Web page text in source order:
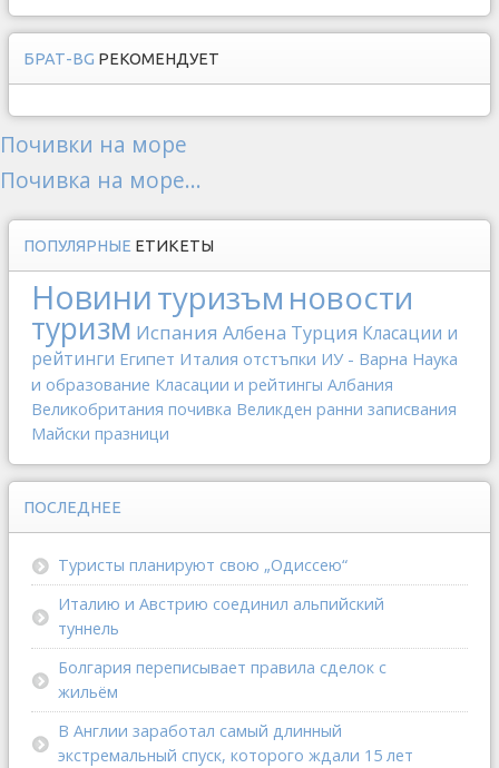
БРАТ-BG РЕКОМЕНДУЕТ
Почивки на море
Почивка на море...
ПОПУЛЯРНЫЕ ЕТИКЕТЫ
Новинитуризъм новости
туризм Испания Албена Турция Класации и
рейтинги Египет Италия отстъпки ИУ - Варна Наука
и образование Класации и рейтингы Албания
Великобритания почивка Великден ранни записвания
Майски празници
ПОСЛЕДНЕЕ
Туристы планируют свою „Одиссею“
Италию и Австрию соединил альпийский
туннель
Болгария переписывает правила сделок с
жильём
В Англии заработал самый длинный
экстремальный спуск, которого ждали 15 лет